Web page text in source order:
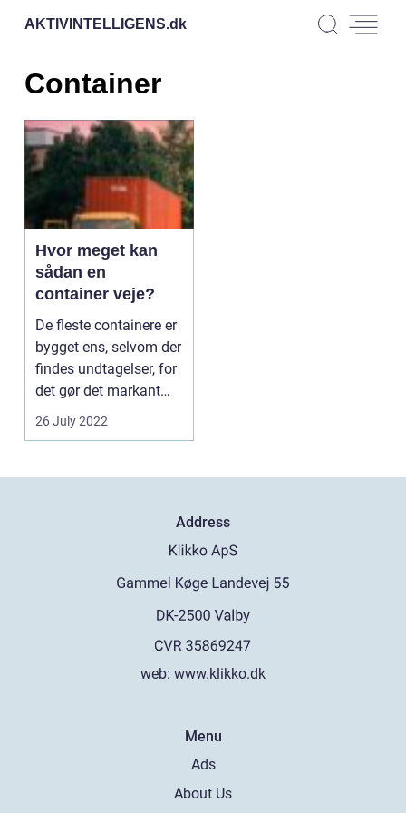
AKTIVINTELLIGENS.dk
Container
Hvor meget kan
sådan en
container veje?
De fleste containere er
bygget ens, selvom der
findes undtagelser, for
det gør det markant
le...
26 July 2022
Address
web: www.klikko.dk
Menu
Ads
About Us